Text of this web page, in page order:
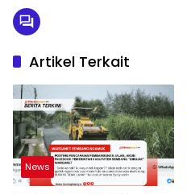
Artikel Terkait
News